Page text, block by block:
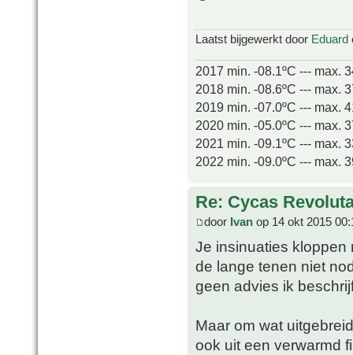
Laatst bijgewerkt door Eduard
2017 min. -08.1ºC --- max.
2018 min. -08.6ºC --- max.
2019 min. -07.0ºC --- max.
2020 min. -05.0ºC --- max.
2021 min. -09.1ºC --- max.
2022 min. -09.0ºC --- max.
Re: Cycas
door Ivan op 14 okt 2015
Je insinuaties kloppen
de lange tenen niet
geen advies ik
Maar om wat
ook uit een verwarmd